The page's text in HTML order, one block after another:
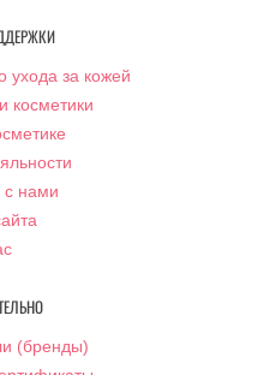
ухода за кожей
косметики
с нами
(бренды)